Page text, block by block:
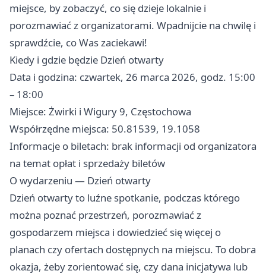
miejsce, by zobaczyć, co się dzieje lokalnie i
porozmawiać z organizatorami. Wpadnijcie na chwilę i
sprawdźcie, co Was zaciekawi!
Kiedy i gdzie będzie Dzień otwarty
Data i godzina: czwartek, 26 marca 2026, godz. 15:00
– 18:00
Miejsce: Żwirki i Wigury 9, Częstochowa
Współrzędne miejsca: 50.81539, 19.1058
Informacje o biletach: brak informacji od organizatora
na temat opłat i sprzedaży biletów
O wydarzeniu — Dzień otwarty
Dzień otwarty to luźne spotkanie, podczas którego
można poznać przestrzeń, porozmawiać z
gospodarzem miejsca i dowiedzieć się więcej o
planach czy ofertach dostępnych na miejscu. To dobra
okazja, żeby zorientować się, czy dana inicjatywa lub